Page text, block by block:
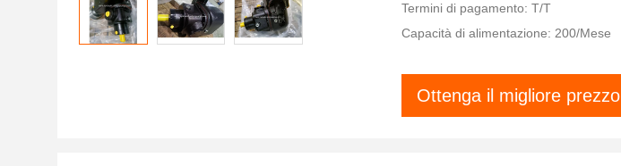
Termini di pagamento: T/T
Capacità di alimentazione: 200/Mese
Ottenga il migliore prezzo